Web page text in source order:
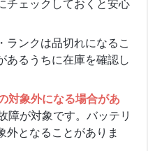
ランクは品切れになるこ
あるうちに在庫を確認し
対象外になる場合があ
障が対象です。バッテリ
外となることがありま